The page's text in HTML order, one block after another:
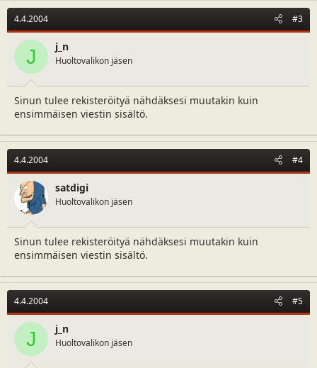
4.4.2004 #3
J j_n
Huoltovalikon jäsen
Sinun tulee rekisteröityä nähdäksesi muutakin kuin
ensimmäisen viestin sisältö.
4.4.2004 #4
satdigi
Huoltovalikon jäsen
Sinun tulee rekisteröityä nähdäksesi muutakin kuin
ensimmäisen viestin sisältö.
4.4.2004 #5
J j_n
Huoltovalikon jäsen